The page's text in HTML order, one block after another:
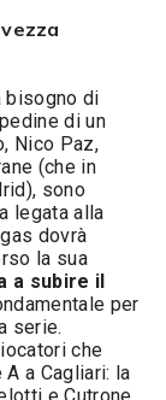
bisogno di
di un
Nico Paz,
(che in
sono
legata alla
dovrà
la sua
a subire il
per
serie.
che
a Cagliari: la